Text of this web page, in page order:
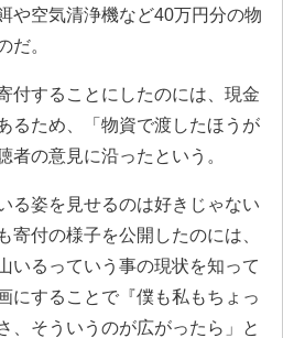
や空気清浄機など40万円分の物
だ。
付することにしたのには、現金
るため、「物資で渡したほうが
者の意見に沿ったという。
る姿を見せるのは好きじゃない
寄付の様子を公開したのには、
いるっていう事の現状を知って
にすることで『僕も私もちょっ
、そういうのが広がったら」と